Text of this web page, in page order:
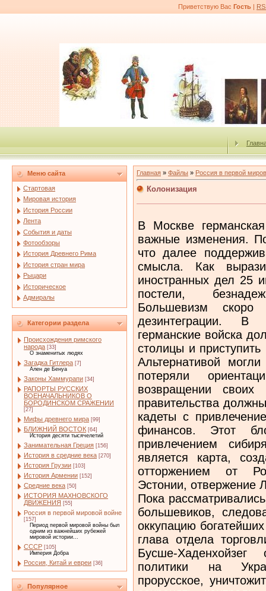
Приветствую Вас Гость |
Меню сайта
Стартовая
Мировая история
История России
Лента
События и даты
Фотообзоры
История Древнего Рима
История стран мира
Рыцари
Историческое
Адмиралы
Категории раздела
Происхождения римского
народа [33]
О знаменитых людях
Загадка Гитлера [7]
Ален де Бенуа
Законы Хаммурапи [34]
РАПОРТЫ РУССКИХ
ВОЕНАЧАЛЬНИКОВ О
БОРОДИНСКОМ СРАЖЕНИИ
[27]
Мифы древнего мира [99]
БЛИЖНИЙ ВОСТОК [64]
История десяти тысячелетий
Занимательная Греция [156]
История в средние века [270]
История Грузии [103]
История Армении [152]
Средние века [50]
ИСТОРИЯ МАХНОВСКОГО
ДВИЖЕНИЯ [55]
Россия в первой мировой войне
[157]
Период первой мировой войны был
одним из важнейших рубежей
мировой истории...
СССР [105]
Империя Добра
Россия, Китай и евреи [36]
Популярное
Главная » Файлы » Россия в первой
Колонизация
В Москве
важные изменения.
что далее
смысла. Как
иностранных дел 25
постели,
Большевизм
дезинтеграции. В
германские войска
столицы и
Альтернативой
потеряли
возвращении своих
правительства
кадеты с
финансов. Этот
привлечением
является карта,
отторжением от
Эстонии, отвержение
Пока
большевиков,
оккупацию
глава отдела
Бусше-
политики на
прорусское,